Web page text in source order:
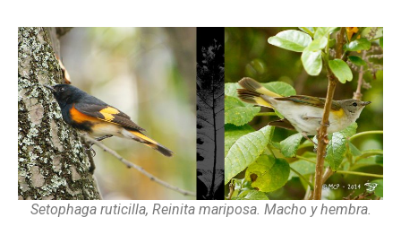
Setophaga ruticilla, Reinita mariposa. Macho y hembra.